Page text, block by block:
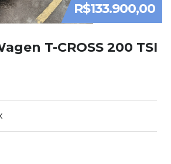
R$133.900,00
T-CROSS 200 TSI